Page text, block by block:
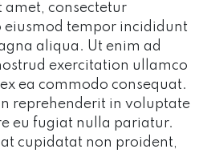
amet, consectetur
eiusmod tempor incididunt
aliqua. Ut enim ad
exercitation ullamco
ea commodo consequat.
reprehenderit in voluptate
eu fugiat nulla pariatur.
cupidatat non proident,